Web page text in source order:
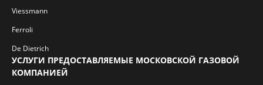
Viessmann
Ferroli
De Dietrich
УСЛУГИ ПРЕДОСТАВЛЯЕМЫЕ МОСКОВСКОЙ ГАЗОВОЙ
КОМПАНИЕЙ